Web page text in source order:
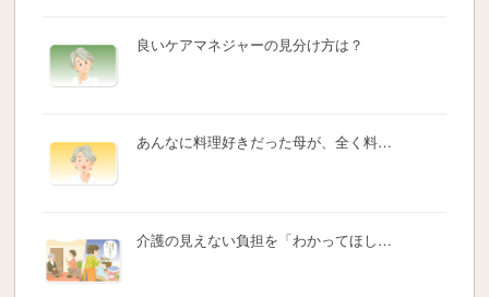
良いケアマネジャーの見分け方は？
あんなに料理好きだった母が、全く料…
介護の見えない負担を「わかってほし…